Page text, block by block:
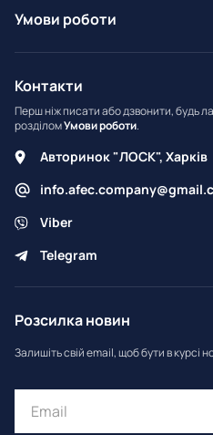
Умови роботи
Контакти
Перш ніж писати або дзвонити, будь
розділомУмови роботи.
Авторинок "ЛОСК", Харків
Viber
Telegram
Розсилка новин
Залишіть свій email, щоб бути в курсі